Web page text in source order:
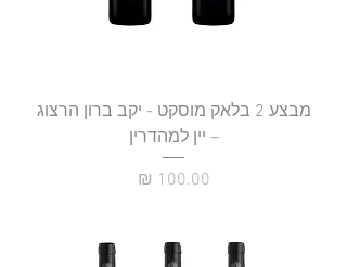
מבצע 2 בלאק מוסקט - יקב ברון הרצוג
– יין למהדרין
מחיר